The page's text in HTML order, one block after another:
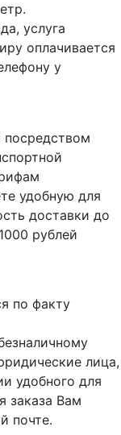
услуга
оплачивается
у
посредством
удобную для
доставки до
рублей
по факту
лица,
удобного для
заказа Вам
почте.